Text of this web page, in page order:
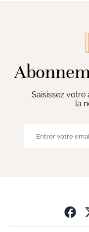
Saisissez
la